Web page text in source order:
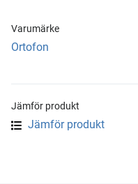
Varumärke
Ortofon
Jämför produkt
Jämför produkt